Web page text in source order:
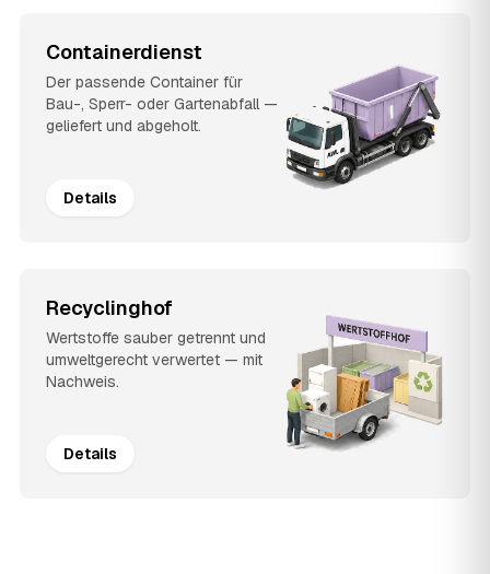
Containerdienst
Der passende Container für
Bau-, Sperr- oder Gartenabfall —
geliefert und abgeholt.
Details
Recyclinghof
Wertstoffe sauber getrennt und
umweltgerecht verwertet — mit
Nachweis.
Details